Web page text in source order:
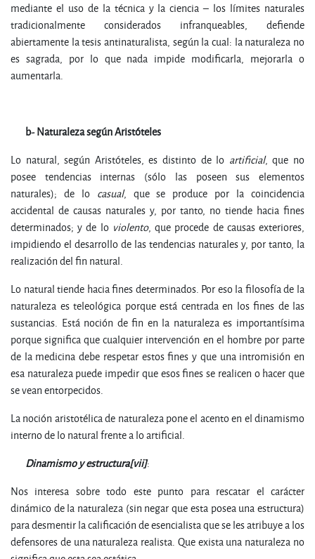
mediante el uso de la técnica y la ciencia – los límites naturales
tradicionalmente considerados infranqueables, defiende
abiertamente la tesis antinaturalista, según la cual: la naturaleza no
es sagrada, por lo que nada impide modificarla, mejorarla o
aumentarla.
b-Naturaleza según Aristóteles
Lo natural, según Aristóteles, es distinto de lo artificial, que no
posee tendencias internas (sólo las poseen sus elementos
naturales); de lo casual, que se produce por la coincidencia
accidental de causas naturales y, por tanto, no tiende hacia fines
determinados; y de lo violento, que procede de causas exteriores,
impidiendo el desarrollo de las tendencias naturales y, por tanto, la
realización del fin natural.
Lo natural tiende hacia fines determinados. Por eso la filosofía de la
naturaleza es teleológica porque está centrada en los fines de las
sustancias. Está noción de fin en la naturaleza es importantísima
porque significa que cualquier intervención en el hombre por parte
de la medicina debe respetar estos fines y que una intromisión en
esa naturaleza puede impedir que esos fines se realicen o hacer que
se vean entorpecidos.
La noción aristotélica de naturaleza pone el acento en el dinamismo
interno de lo natural frente a lo artificial.
Dinamismo yestructura[vii]:
Nos interesa sobre todo este punto para rescatar el carácter
dinámico de la naturaleza (sin negar que esta posea una estructura)
para desmentir la calificación de esencialista que se les atribuye a los
defensores de una naturaleza realista. Que exista una naturaleza no